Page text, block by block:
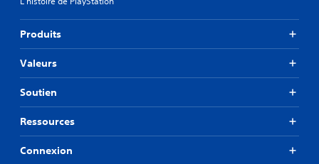
Produits
Valeurs
Soutien
Ressources
Connexion